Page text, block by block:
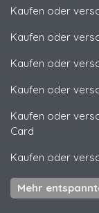
Kaufen oder
Kaufen oder
Kaufen oder
Kaufen oder
Kaufen oder
Card
Kaufen oder
Mehr